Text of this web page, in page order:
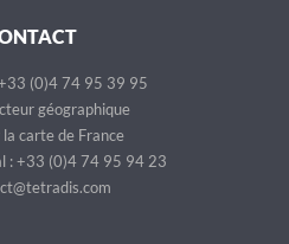
+33 (0)4 74 95 39 95
géographique
la carte de France
: +33 (0)4 74 95 94 23